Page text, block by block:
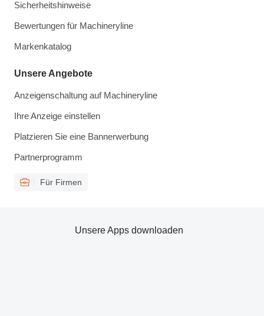
Sicherheitshinweise
Bewertungen für Machineryline
Markenkatalog
Unsere Angebote
Anzeigenschaltung auf Machineryline
Ihre Anzeige einstellen
Platzieren Sie eine Bannerwerbung
Partnerprogramm
Für Firmen
Unsere Apps downloaden